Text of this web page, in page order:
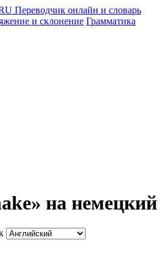
и склонение Грамматика
на немецкий